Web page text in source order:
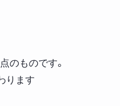
のものです。
ります